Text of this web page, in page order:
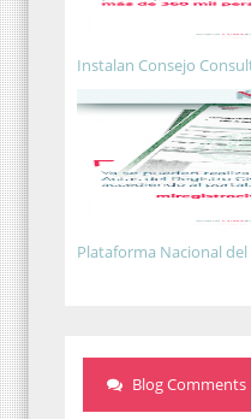
Instalan Consejo
Plataforma Nacional del
Blog Comments